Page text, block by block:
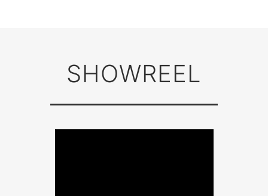
SHOWREEL